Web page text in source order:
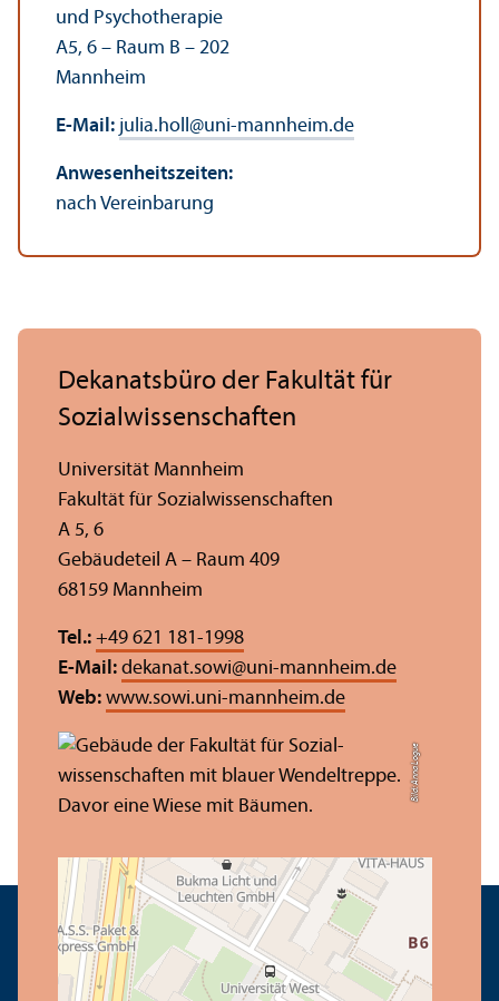
und Psychotherapie
A5, 6 – Raum B – 202
Mannheim
E-Mail: julia.holl@uni-mannheim.de
Anwesenheits­zeiten:
nach Vereinbarung
Bild: Anna Logue
Dekanatsbüro der Fakultät für
Sozial­wissenschaften
Universität Mannheim
Fakultät für Sozial­wissenschaften
A 5, 6
Gebäudeteil A – Raum 409
68159 Mannheim
Tel.: +49 621 181-1998
E-Mail: dekanat.sowi@uni-mannheim.de
Web: www.sowi.uni-mannheim.de